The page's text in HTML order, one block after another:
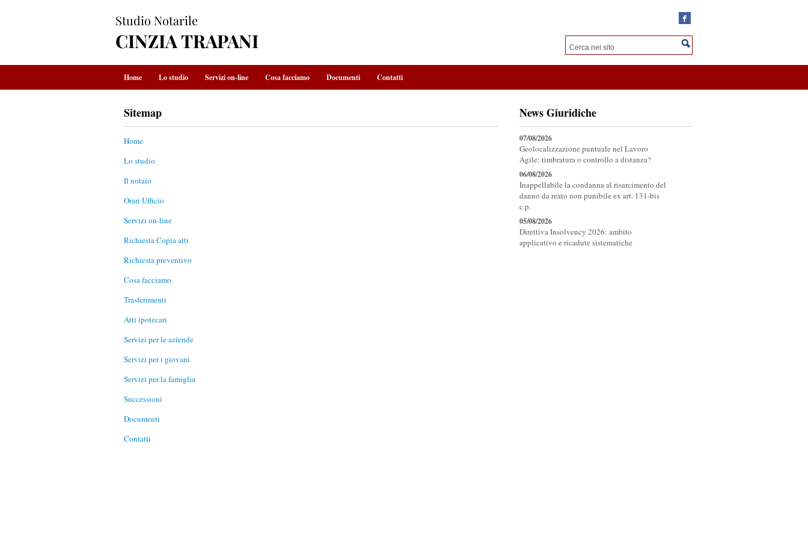
Studio Notarile
CINZIA TRAPANI
Home Lo studio Servizi on-line Cosa facciamo Documenti Contatti
Sitemap
Home
Lo studio
Il notaio
Orari Ufficio
Servizi on-line
Richiesta Copia atti
Richiesta preventivo
Cosa facciamo
Trasferimenti
Atti ipotecari
Servizi per le aziende
Servizi per i giovani
Servizi per la famiglia
Successioni
Documenti
Contatti
News Giuridiche
07/08/2026
Geolocalizzazione puntuale nel Lavoro
Agile: timbratura o controllo a distanza?
06/08/2026
Inappellabile la condanna al risarcimento del
danno da reato non punibile ex art. 131-bis
c.p.
05/08/2026
Direttiva Insolvency 2026: ambito
applicativo e ricadute sistematiche